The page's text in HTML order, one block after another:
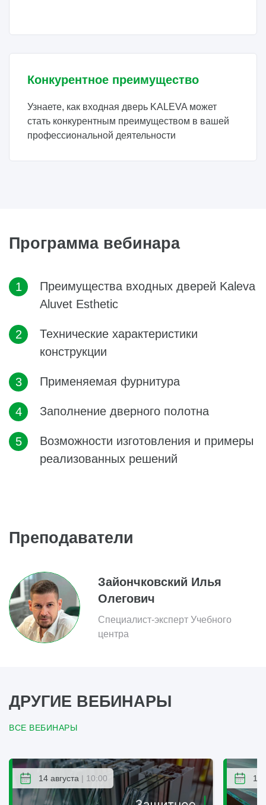
Конкурентное преимущество
Узнаете, как входная дверь KALEVA может
стать конкурентным преимуществом в вашей
профессиональной деятельности
Программа вебинара
Преимущества входных дверей Kaleva
Aluvet Esthetic
Технические характеристики
конструкции
Применяемая фурнитура
Заполнение дверного полотна
Возможности изготовления и примеры
реализованных решений
Преподаватели
Зайончковский Илья
Олегович
Специалист-эксперт Учебного
центра
ДРУГИЕ ВЕБИНАРЫ
ВСЕ ВЕБИНАРЫ
14 августа | 10:00 14